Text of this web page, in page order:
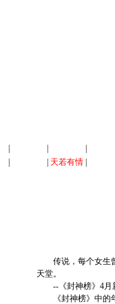
天若有情
传说，每个女生曾
天堂。
--《封神榜》4月
《封神榜》中的年